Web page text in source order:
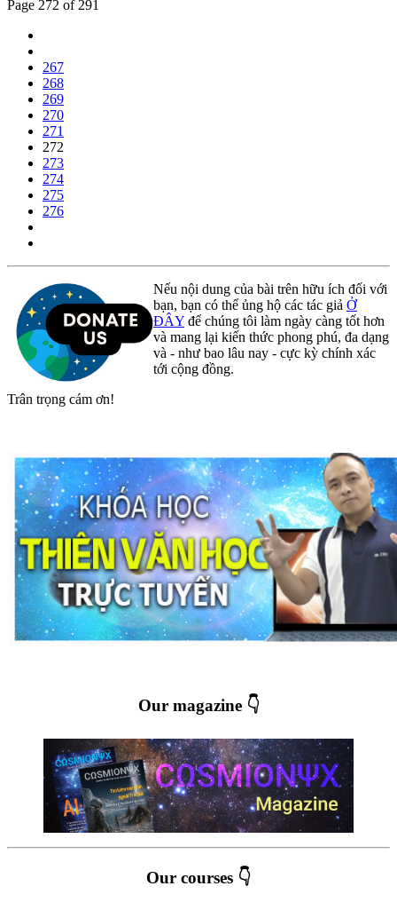
Page 272 of 291
267
268
269
270
271
272
273
274
275
276
Nếu nội dung của bài trên hữu ích đối với
bạn, bạn có thể ủng hộ các tác giả Ở
ĐÂY để chúng tôi làm ngày càng tốt hơn
và mang lại kiến thức phong phú, đa dạng
và - như bao lâu nay - cực kỳ chính xác
tới cộng đồng.
Trân trọng cám ơn!
Our magazine 👇
Our courses 👇